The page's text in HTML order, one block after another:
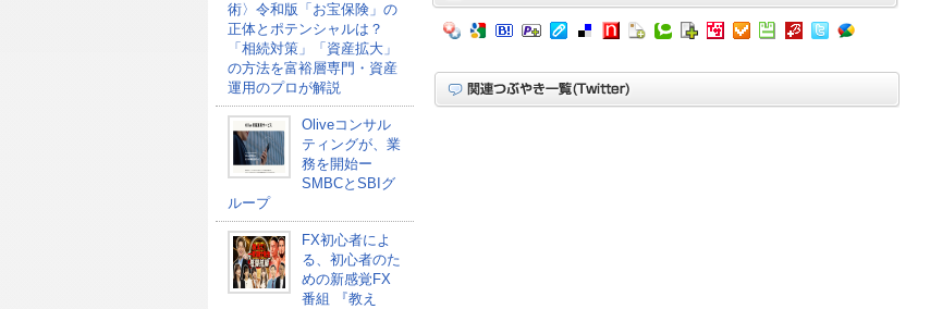
術〉令和版「お宝保険」の
正体とポテンシャルは？
「相続対策」「資産拡大」
の方法を富裕層専門・資産
運用のプロが解説
Oliveコンサル
ティングが、業
務を開始ー
SMBCとSBIグ
ループ
FX初心者によ
る、初心者のた
めの新感覚FX
番組 『教え